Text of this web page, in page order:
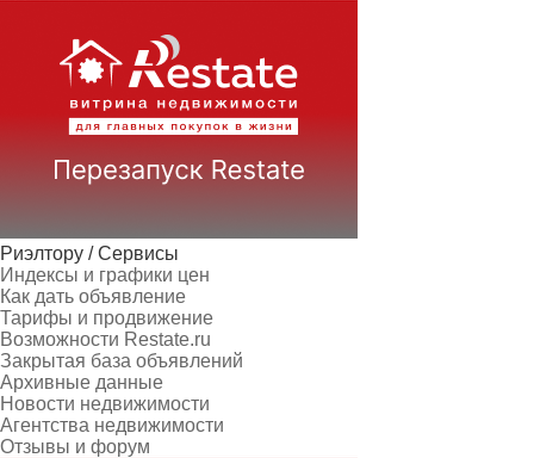
Риэлтору / Сервисы
Индексы и графики цен
Как дать объявление
Тарифы и продвижение
Возможности Restate.ru
Закрытая база объявлений
Архивные данные
Новости недвижимости
Агентства недвижимости
Отзывы и форум